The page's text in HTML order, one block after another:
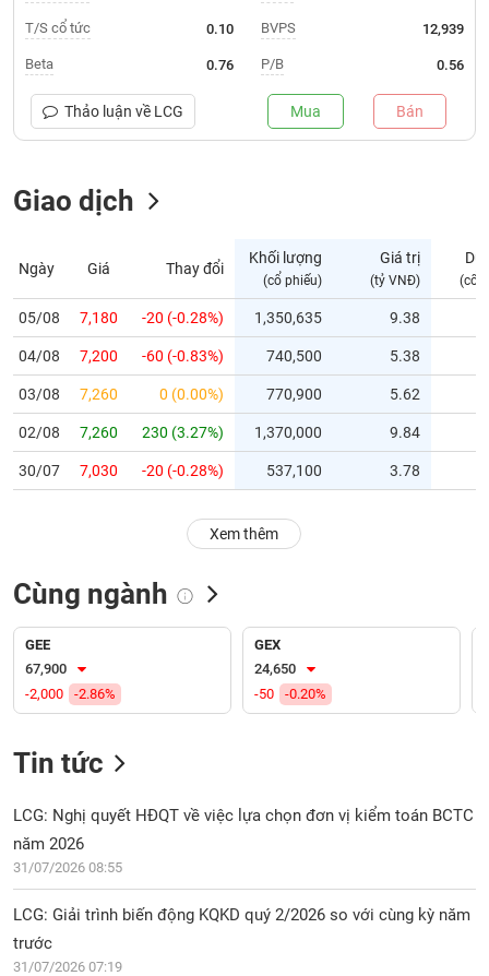
Trạng
thái
phiếu
thị
trường
yết
Niêm
mới
Niêm
yết
bổ
Hủy
dõi
biệt
Không
được
Cổ
phiếu
chi
tiết
T/S cổ tức 0.10
Beta 0.76
BVPS 12,939
P/B 0.56
Thảo luận về LCG Mua Bán
Giao dịch
Ngày Giá Thay đổi
Khối lượng
(cổ phiếu)
Giá trị
(tỷ VNĐ)
Dư
(cổ
05/08 7,180 -20 (-0.28%) 1,350,635 9.38
04/08 7,200 -60 (-0.83%) 740,500 5.38
03/08 7,260 0 (0.00%) 770,900 5.62
02/08 7,260 230 (3.27%) 1,370,000 9.84
30/07 7,030 -20 (-0.28%) 537,100 3.78
Xem thêm
Cùng ngành
GEE
67,900
-2,000
-2.86%
GEX
24,650
-50
-0.20%
Tin tức
LCG: Nghị quyết HĐQT về việc lựa chọn đơn vị kiểm toán BCTC
năm 2026
31/07/2026 08:55
LCG: Giải trình biến động KQKD quý 2/2026 so với cùng kỳ năm
trước
31/07/2026 07:19
NGÀNH
NGHIỆP
CỔ
SINH
TRÁI
PHIẾU
CÔNG
ĐẦU
TƯ
DỮ
LIỆU
TIN
MỚI
(-)